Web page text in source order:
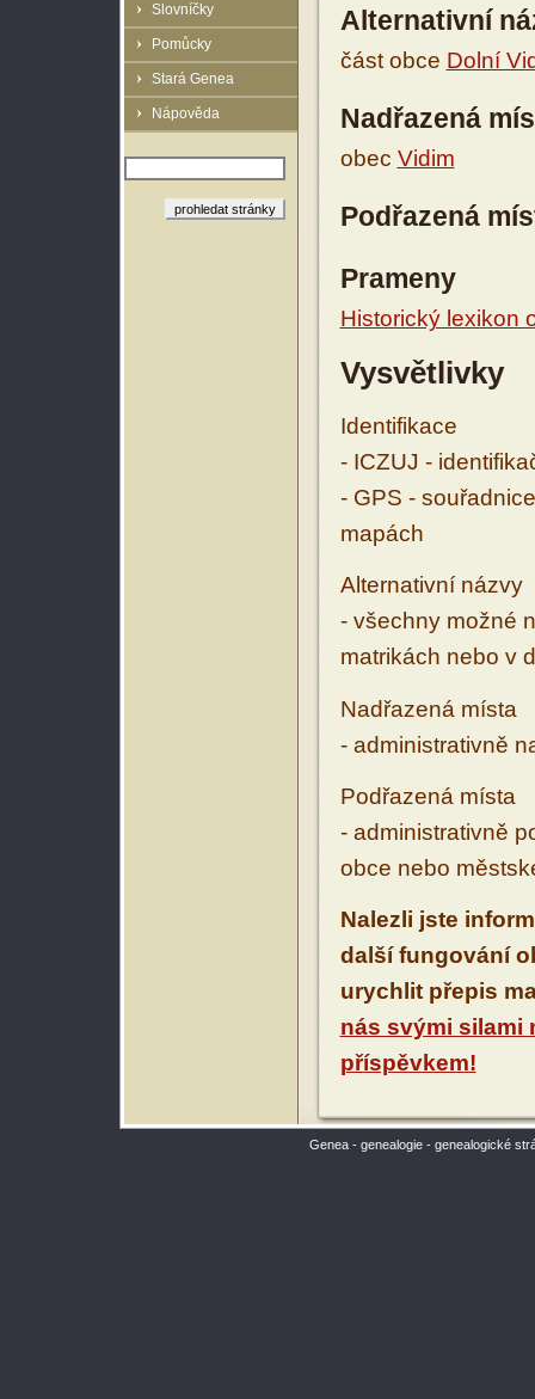
Slovníčky
Pomůcky
Stará Genea
Nápověda
Alternativní
část obce Dolní
Nadřazená
obec Vidim
Podřazená
Prameny
Historický lexikon
Vysvětlivky
Identifikace
- ICZUJ -
- GPS -
mapách
Alternativní názvy
- všechny možné
matrikách nebo v
Nadřazená místa
- administrativně
Podřazená místa
- administrativně
obce nebo
Nalezli jste
další fungování
urychlit přepis
nás svými silami
příspěvkem!
Genea - genealogie - genealogické